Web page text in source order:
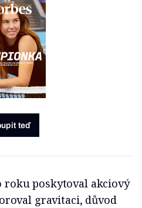
teď
roku poskytoval akciový
gravitaci, důvod